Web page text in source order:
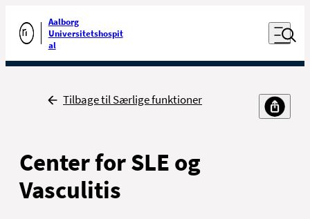
Gå til forsiden
Aalborg
Universitetshospit
al
Åben
Udfør søgning
Tilbage
Tilbage til Særlige funktioner
Center for SLE og
Vasculitis